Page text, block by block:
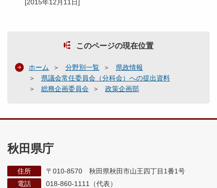
[2015年12月11日]
このページの現在位置
ホーム 分野別一覧
県政情報
県議会常任委員会（分科会）への提出資料
総務企画委員会
政策企画部
秋田県庁
住所
〒010-8570 秋田県秋田市山王四丁目1番1号
電話
018-860-1111（代表）